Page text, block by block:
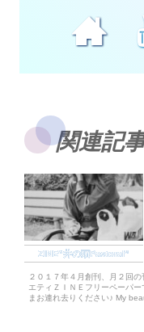
関連記
ZINE“井の頭Pastoral”
２０１７年４月創刊、月２回
エティＺＩＮＥフリーペーパ
まお連れ去りください♪ My